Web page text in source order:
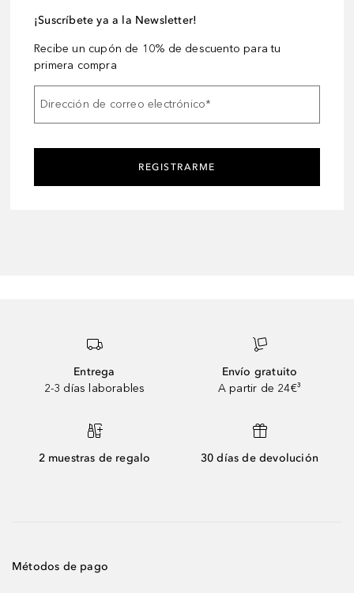
¡Suscríbete ya a la Newsletter!
Recibe un cupón de 10% de descuento para tu
primera compra
Dirección de correo electrónico*
REGISTRARME
Entrega
2-3 días laborables
Envío gratuito
A partir de 24€³
2 muestras de regalo 30 días de devolución
Métodos de pago